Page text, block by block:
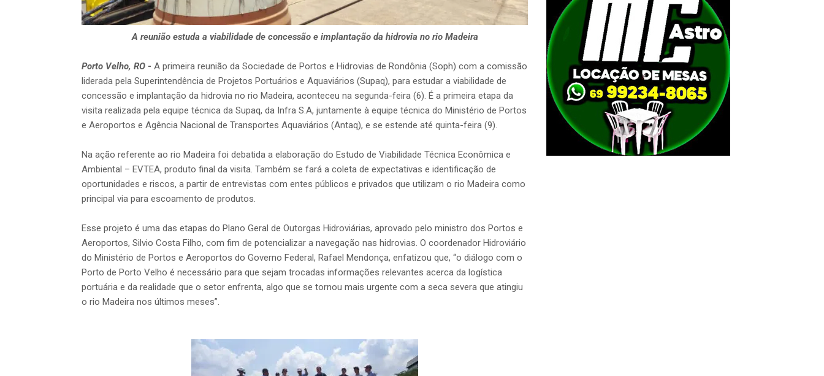
A reunião estuda a viabilidade de concessão e implantação da hidrovia no rio Madeira
Porto Velho, RO - A primeira reunião da Sociedade de Portos e Hidrovias de Rondônia (Soph) com a comissão
liderada pela Superintendência de Projetos Portuários e Aquaviários (Supaq), para estudar a viabilidade de
concessão e implantação da hidrovia no rio Madeira, aconteceu na segunda-feira (6). É a primeira etapa da
visita realizada pela equipe técnica da Supaq, da Infra S.A, juntamente à equipe técnica do Ministério de Portos
e Aeroportos e Agência Nacional de Transportes Aquaviários (Antaq), e se estende até quinta-feira (9).
Na ação referente ao rio Madeira foi debatida a elaboração do Estudo de Viabilidade Técnica Econômica e
Ambiental – EVTEA, produto final da visita. Também se fará a coleta de expectativas e identificação de
oportunidades e riscos, a partir de entrevistas com entes públicos e privados que utilizam o rio Madeira como
principal via para escoamento de produtos.
Esse projeto é uma das etapas do Plano Geral de Outorgas Hidroviárias, aprovado pelo ministro dos Portos e
Aeroportos, Silvio Costa Filho, com fim de potencializar a navegação nas hidrovias. O coordenador Hidroviário
do Ministério de Portos e Aeroportos do Governo Federal, Rafael Mendonça, enfatizou que, “o diálogo com o
Porto de Porto Velho é necessário para que sejam trocadas informações relevantes acerca da logística
portuária e da realidade que o setor enfrenta, algo que se tornou mais urgente com a seca severa que atingiu
o rio Madeira nos últimos meses”.